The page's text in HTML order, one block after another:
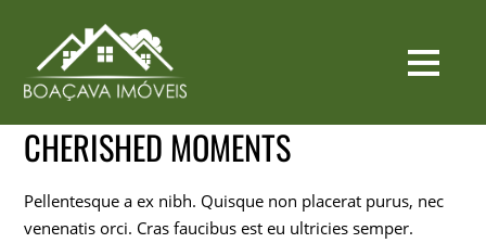
CHERISHED MOMENTS
Pellentesque a ex nibh. Quisque non placerat purus, nec
venenatis orci. Cras faucibus est eu ultricies semper.